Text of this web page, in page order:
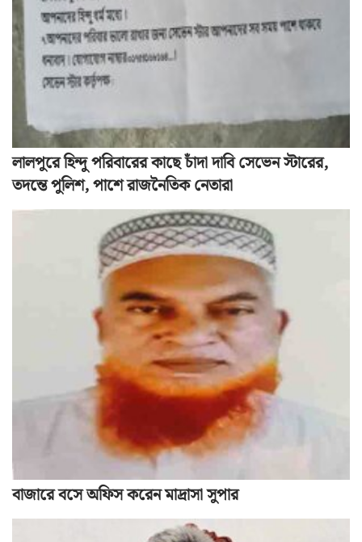
লালপুরে হিন্দু পরিবারের কাছে চাঁদা দাবি সেভেন স্টারের,
তদন্তে পুলিশ, পাশে রাজনৈতিক নেতারা
বাজারে বসে অফিস করেন মাদ্রাসা সুপার